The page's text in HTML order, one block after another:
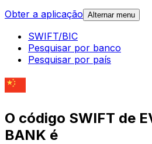
Obter a aplicação Alternar menu
SWIFT/BIC
Pesquisar por banco
Pesquisar por país
O código SWIFT de
BANK é